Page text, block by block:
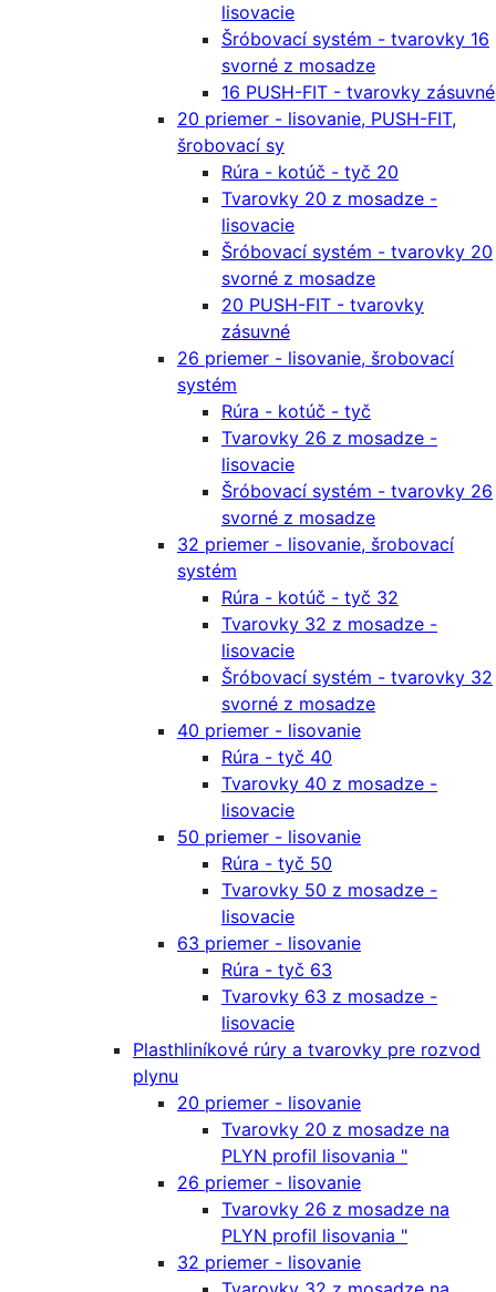
lisovacie
Šróbovací systém - tvarovky 16
svorné z mosadze
16 PUSH-FIT - tvarovky zásuvné
20 priemer - lisovanie, PUSH-FIT,
šrobovací sy
Rúra - kotúč - tyč 20
Tvarovky 20 z mosadze -
lisovacie
Šróbovací systém - tvarovky 20
svorné z mosadze
20 PUSH-FIT - tvarovky
zásuvné
26 priemer - lisovanie, šrobovací
systém
Rúra - kotúč - tyč
Tvarovky 26 z mosadze -
lisovacie
Šróbovací systém - tvarovky 26
svorné z mosadze
32 priemer - lisovanie, šrobovací
systém
Rúra - kotúč - tyč 32
Tvarovky 32 z mosadze -
lisovacie
Šróbovací systém - tvarovky 32
svorné z mosadze
40 priemer - lisovanie
Rúra - tyč 40
Tvarovky 40 z mosadze -
lisovacie
50 priemer - lisovanie
Rúra - tyč 50
Tvarovky 50 z mosadze -
lisovacie
63 priemer - lisovanie
Rúra - tyč 63
Tvarovky 63 z mosadze -
lisovacie
Plasthliníkové rúry a tvarovky pre rozvod
plynu
20 priemer - lisovanie
Tvarovky 20 z mosadze na
PLYN profil lisovania "
26 priemer - lisovanie
Tvarovky 26 z mosadze na
PLYN profil lisovania "
32 priemer - lisovanie